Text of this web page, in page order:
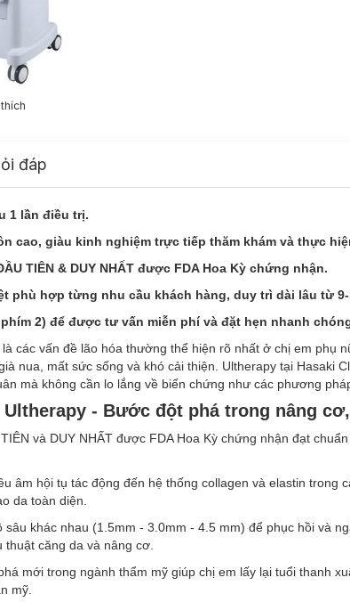
đáp
1 lần điều trị.
cao, giàu kinh nghiệm trực tiếp thăm khám và thực
TIÊN & DUY NHẤT được FDA Hoa Kỳ chứng nhận.
phù hợp từng nhu cầu khách hàng, duy trì dài lâu từ
2) để được tư vấn miễn phí và đặt hẹn nhanh
các vấn đề lão hóa thường thể hiện rõ nhất ở chị em phụ
nua, mất sức sống và khó cải thiện. Ultherapy tại Hasaki
mà không cần lo lắng về biến chứng như các phương
Ultherapy - Bước đột phá trong nâng
và DUY NHẤT được FDA Hoa Kỳ chứng nhận đạt
âm hội tụ tác động đến hệ thống collagen và elastin trong
da toàn diện.
sâu khác nhau (1.5mm - 3.0mm - 4.5 mm) để phục hồi và
căng da và nâng cơ.
mới trong ngành thẩm mỹ giúp chị em lấy lại tuổi thanh
mỹ.